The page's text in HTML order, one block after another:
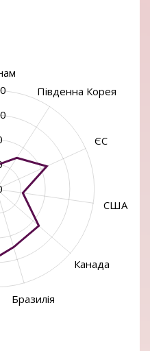
Південна Корея
ЄС
США
Канада
Бразилія